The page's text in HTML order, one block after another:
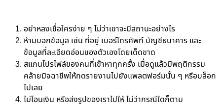
อย่าหลงเชื่อใครง่าย ๆ ไม่ว่าเขาจะมีสถานะอย่างไร
ห้ามบอกข้อมูล เช่น ที่อยู่ เบอร์โทรศัพท์ บัญชีธนาคาร และ
ข้อมูลที่ละเอียดอ่อนของตัวเองโดยเด็ดขาด
สแกนโปรไฟล์ของคนที่เข้าหาทุกครั้ง เมื่อดูแล้วมีพฤติกรรม
คล้ายมิจฉาชีพให้กดรายงานไปยังแพลตฟอร์มนั้น ๆ หรือบล็อก
ไปเลย
ไม่โอนเงิน หรือส่งรูปของเราไปให้ ไม่ว่ากรณีใดก็ตาม